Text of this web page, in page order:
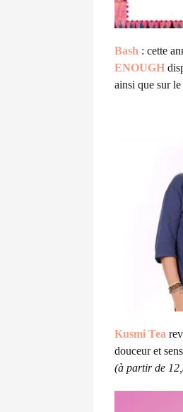
Bash : cette
ENOUGH
ainsi que sur
Kusmi Tea
douceur et
(à partir de